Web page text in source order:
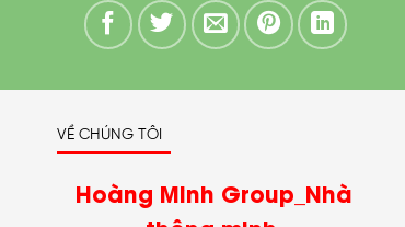
VỀ CHÚNG TÔI
Hoàng Minh Group_Nhà